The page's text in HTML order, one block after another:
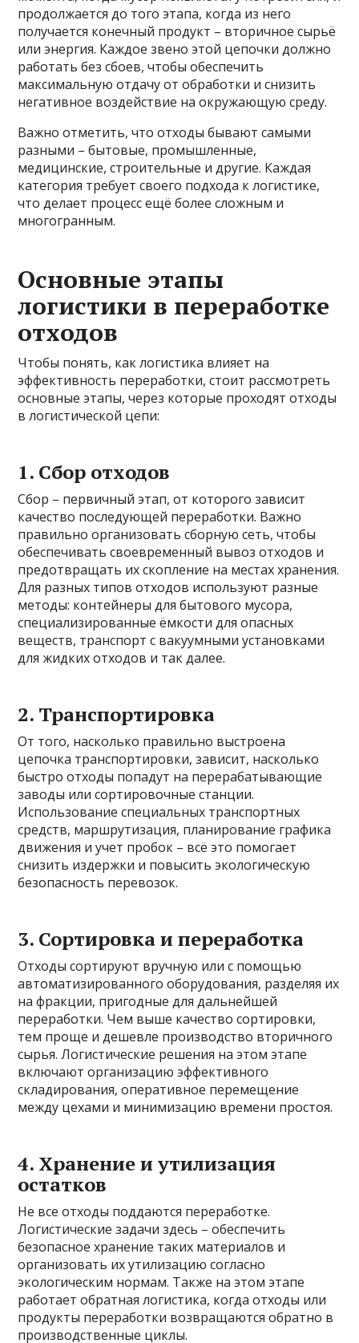
продолжается до того этапа, когда из него
получается конечный продукт – вторичное сырьё
или энергия. Каждое звено этой цепочки должно
работать без сбоев, чтобы обеспечить
максимальную отдачу от обработки и снизить
негативное воздействие на окружающую среду.
Важно отметить, что отходы бывают самыми
разными – бытовые, промышленные,
медицинские, строительные и другие. Каждая
категория требует своего подхода к логистике,
что делает процесс ещё более сложным и
многогранным.
Основные этапы
логистики в переработке
отходов
Чтобы понять, как логистика влияет на
эффективность переработки, стоит рассмотреть
основные этапы, через которые проходят отходы
в логистической цепи:
1. Сбор отходов
Сбор – первичный этап, от которого зависит
качество последующей переработки. Важно
правильно организовать сборную сеть, чтобы
обеспечивать своевременный вывоз отходов и
предотвращать их скопление на местах хранения.
Для разных типов отходов используют разные
методы: контейнеры для бытового мусора,
специализированные ёмкости для опасных
веществ, транспорт с вакуумными установками
для жидких отходов и так далее.
2. Транспортировка
От того, насколько правильно выстроена
цепочка транспортировки, зависит, насколько
быстро отходы попадут на перерабатывающие
заводы или сортировочные станции.
Использование специальных транспортных
средств, маршрутизация, планирование графика
движения и учет пробок – всё это помогает
снизить издержки и повысить экологическую
безопасность перевозок.
3. Сортировка и переработка
Отходы сортируют вручную или с помощью
автоматизированного оборудования, разделяя их
на фракции, пригодные для дальнейшей
переработки. Чем выше качество сортировки,
тем проще и дешевле производство вторичного
сырья. Логистические решения на этом этапе
включают организацию эффективного
складирования, оперативное перемещение
между цехами и минимизацию времени простоя.
4. Хранение и утилизация
остатков
Не все отходы поддаются переработке.
Логистические задачи здесь – обеспечить
безопасное хранение таких материалов и
организовать их утилизацию согласно
экологическим нормам. Также на этом этапе
работает обратная логистика, когда отходы или
продукты переработки возвращаются обратно в
производственные циклы.